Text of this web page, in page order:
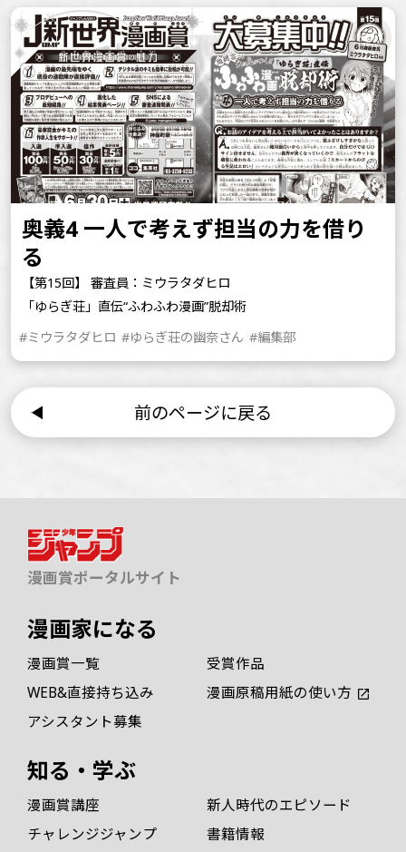
奥義4 一人で考えず担当の力を借り
る
【第15回】 審査員：ミウラタダヒロ
「ゆらぎ荘」直伝“ふわふわ漫画”脱却術
#ミウラタダヒロ #ゆらぎ荘の幽奈さん #編集部
前のページに戻る
漫画賞ポータルサイト
漫画家になる
漫画賞一覧
受賞作品
WEB&直接持ち込み
漫画原稿用紙の使い方
アシスタント募集
知る・学ぶ
漫画賞講座
新人時代のエピソード
チャレンジジャンプ
書籍情報